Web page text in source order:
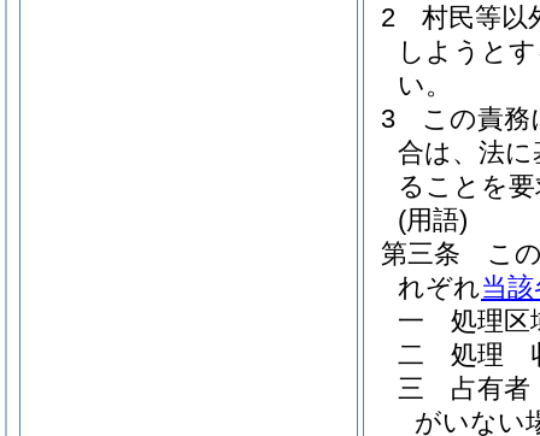
2
村民等以
しようと
い。
3
この責務
合は、法
ることを
(用語)
第三条
こ
れぞれ当
一
処理
二
処理
三
占有
がいない